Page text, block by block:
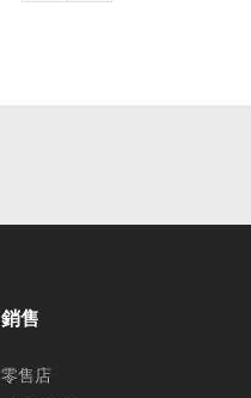
銷售
零售店